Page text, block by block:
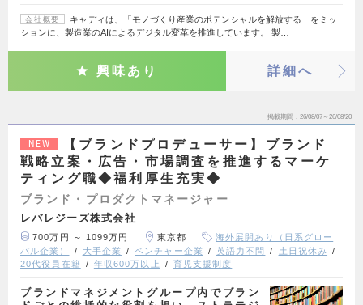
会社概要
キャディは、「モノづくり産業のポテンシャルを解放する」をミッ
ションに、製造業のAIによるデジタル変革を推進しています。 製…
興味あり 詳細へ
掲載期間 26/08/07～26/08/20
NEW
【ブランドプロデューサー】ブランド
戦略立案・広告・市場調査を推進するマーケ
ティング職◆福利厚生充実◆
ブランド・プロダクトマネージャー
レバレジーズ株式会社
700万円 ～ 1099万円 東京都
海外展開あり（日系グロー
バル企業）
大手企業 ベンチャー企業 英語力不問
土日祝休み
20代役員在籍
年収600万以上 育児支援制度
ブランドマネジメントグループ内でブラン